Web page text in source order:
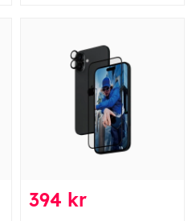
394 kr